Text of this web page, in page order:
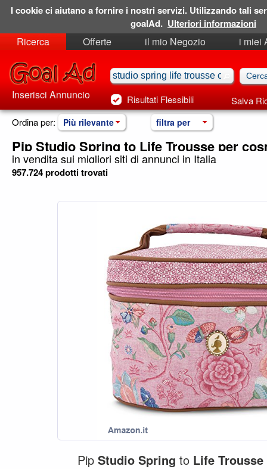
Ricerca Offerte il mio Negozio
i miei
Risultati Flessibili Salva
Inserisci Annuncio
Ordina per: Più rilevante filtra per
Pip Studio Spring to Life Trousse per
in vendita sui migliori siti di annunci in Italia
957.724 prodotti trovati
PipStudio Spring to Life Trousse
I cookie ci aiutano a fornire i nostri servizi. Utilizzando tali
goalAd. Ulteriori informazioni